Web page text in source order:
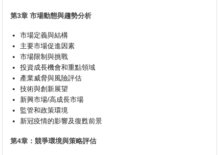
第3章 市場動態與趨勢分析
市場定義與結構
主要市場促進因素
市場限制與挑戰
投資成長機會和重點領域
產業威脅與風險評估
技術與創新展望
新興市場/高成長市場
監管和政策環境
新冠疫情的影響及復甦前景
第4章：競爭環境與策略評估